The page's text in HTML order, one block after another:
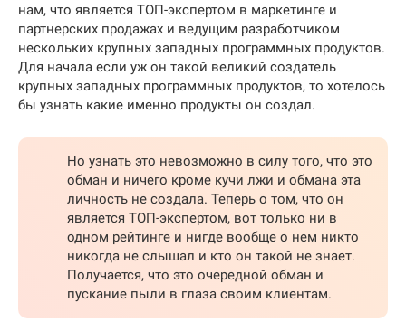
нам, что является ТОП-экспертом в маркетинге и
партнерских продажах и ведущим разработчиком
нескольких крупных западных программных продуктов.
Для начала если уж он такой великий создатель
крупных западных программных продуктов, то хотелось
бы узнать какие именно продукты он создал.
Но узнать это невозможно в силу того, что это
обман и ничего кроме кучи лжи и обмана эта
личность не создала. Теперь о том, что он
является ТОП-экспертом, вот только ни в
одном рейтинге и нигде вообще о нем никто
никогда не слышал и кто он такой не знает.
Получается, что это очередной обман и
пускание пыли в глаза своим клиентам.